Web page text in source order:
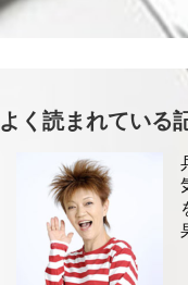
よく読まれている